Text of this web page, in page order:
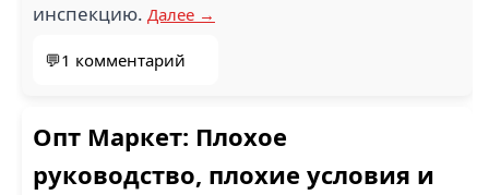
инспекцию. Далее →
💬1 комментарий
Опт Маркет: Плохое
руководство, плохие условия и